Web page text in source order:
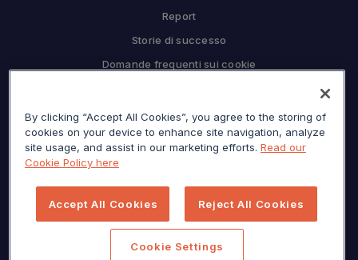
Report
Storie di successo
Domande frequenti sui cookie
Perché Sojern
Collabora con noi
Premere
Centro per la privacy
By clicking “Accept All Cookies”, you agree to the storing of
cookies on your device to enhance site navigation, analyze
site usage, and assist in our marketing efforts. Read our
Cookie Policy here
Accept All Cookies Reject All Cookies
Cookie Settings